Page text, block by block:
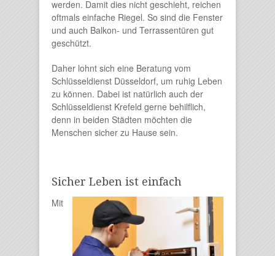
werden. Damit dies nicht geschieht, reichen
oftmals einfache Riegel. So sind die Fenster
und auch Balkon- und Terrassentüren gut
geschützt.
Daher lohnt sich eine Beratung vom
Schlüsseldienst Düsseldorf, um ruhig Leben
zu können. Dabei ist natürlich auch der
Schlüsseldienst Krefeld gerne behilflich,
denn in beiden Städten möchten die
Menschen sicher zu Hause sein.
Sicher Leben ist einfach
Mit